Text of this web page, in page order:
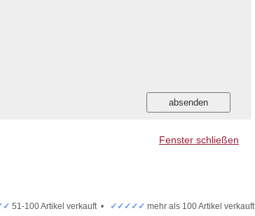
Fenster schließen
51-100 Artikel verkauft • ✓✓✓✓✓ mehr als 100 Artikel verkauft